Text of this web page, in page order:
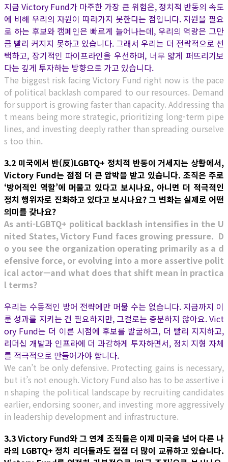
지금 Victory Fund가 마주한 가장 큰 위험은, 정치적 반동의 속도
에 비해 우리의 자원이 따라가지 못한다는 점입니다. 지원을 필요
로 하는 후보와 캠페인은 빠르게 늘어나는데, 우리의 역량은 그만
큼 빨리 커지지 못하고 있습니다. 그래서 우리는 더 전략적으로 선
택하고, 장기적인 파이프라인을 우선하며, 너무 얇게 퍼뜨리기보
다는 깊게 투자하는 방향으로 가고 있습니다.
The biggest risk facing Victory Fund right now is the pace
of political backlash compared to our resources. Demand
for support is growing faster than capacity. Addressing tha
t means being more strategic, prioritizing long-term pipe
lines, and investing deeply rather than spreading ourselve
s too thin.
3.2 미국에서 반(反)LGBTQ+ 정치적 반동이 거세지는 상황에서,
Victory Fund는 점점 더 큰 압박을 받고 있습니다. 조직은 주로
‘방어적인 역할’에 머물고 있다고 보시나요, 아니면 더 적극적인
정치 행위자로 진화하고 있다고 보시나요? 그 변화는 실제로 어떤
의미를 갖나요?
As anti-LGBTQ+ political backlash intensifies in the U
nited States, Victory Fund faces growing pressure. D
o you see the organization operating primarily as a d
efensive force, or evolving into a more assertive polit
ical actor—and what does that shift mean in practica
l terms?
우리는 수동적인 방어 전략에만 머물 수는 없습니다. 지금까지 이
룬 성과를 지키는 건 필요하지만, 그걸로는 충분하지 않아요. Vict
ory Fund는 더 이른 시점에 후보를 발굴하고, 더 빨리 지지하고,
리더십 개발과 인프라에 더 과감하게 투자하면서, 정치 지형 자체
를 적극적으로 만들어가야 합니다.
We can’t be only defensive. Protecting gains is necessary,
but it’s not enough. Victory Fund also has to be assertive i
n shaping the political landscape by recruiting candidates
earlier, endorsing sooner, and investing more aggressively
in leadership development and infrastructure.
3.3 Victory Fund와 그 연계 조직들은 이제 미국을 넘어 다른 나
라의 LGBTQ+ 정치 리더들과도 점점 더 많이 교류하고 있습니다.